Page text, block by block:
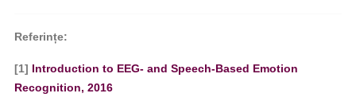
Referințe:
[1] Introduction to EEG- and Speech-Based Emotion
Recognition, 2016